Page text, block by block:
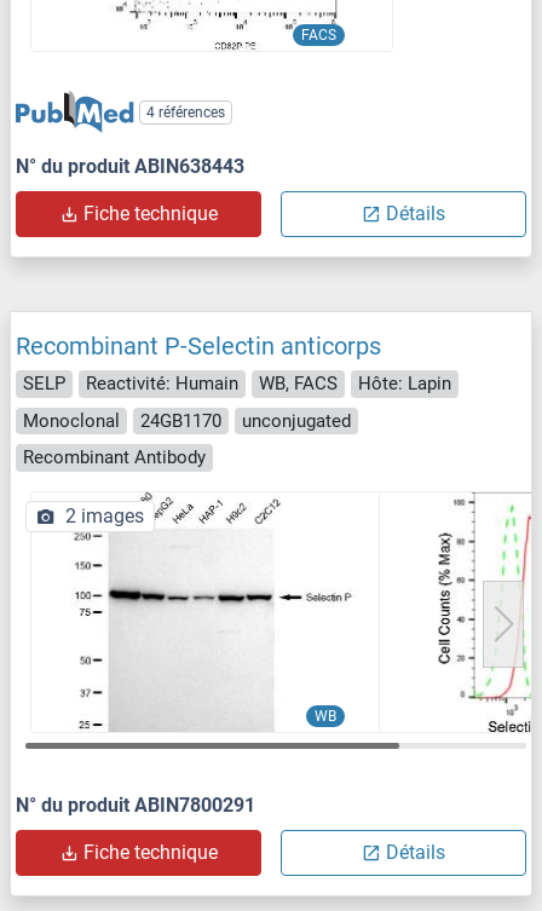
FACS
4 références
N° du produit ABIN638443
Fiche technique Détails
Recombinant P-Selectin anticorps
SELP Reactivité: Humain WB, FACS
Hôte: Lapin
Monoclonal
24GB1170
unconjugated
Recombinant Antibody
WB
2 images
N° du produit ABIN7800291
Fiche technique Détails